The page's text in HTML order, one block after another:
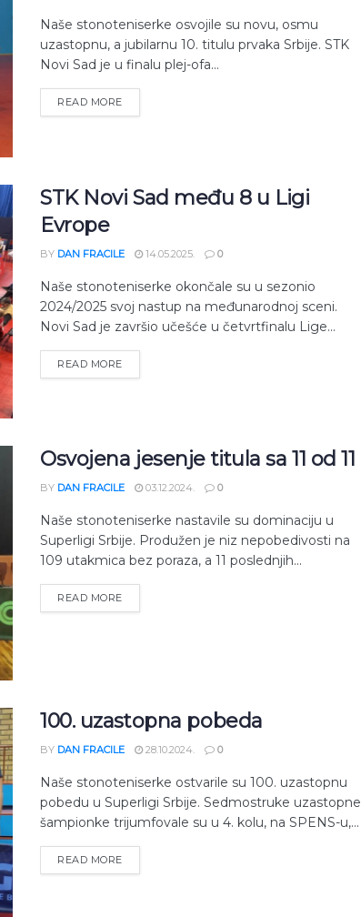
Naše stonoteniserke osvojile su novu, osmu
uzastopnu, a jubilarnu 10. titulu prvaka Srbije. STK
Novi Sad je u finalu plej-ofa...
READ MORE
STK Novi Sad među 8 u Ligi
Evrope
BY DAN FRACILE 14.05.2025. 0
Naše stonoteniserke okončale su u sezonio
2024/2025 svoj nastup na međunarodnoj sceni.
Novi Sad je završio učešće u četvrtfinalu Lige...
READ MORE
Osvojena jesenje titula sa 11 od 11
BY DAN FRACILE 03.12.2024. 0
Naše stonoteniserke nastavile su dominaciju u
Superligi Srbije. Produžen je niz nepobedivosti na
109 utakmica bez poraza, a 11 poslednjih...
READ MORE
100. uzastopna pobeda
BY DAN FRACILE 28.10.2024. 0
Naše stonoteniserke ostvarile su 100. uzastopnu
pobedu u Superligi Srbije. Sedmostruke uzastopne
šampionke trijumfovale su u 4. kolu, na SPENS-u,...
READ MORE